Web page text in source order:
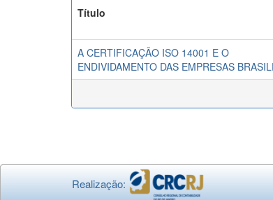
Título
A CERTIFICAÇÃO ISO 14001 E O
ENDIVIDAMENTO DAS EMPRESAS
Realização: